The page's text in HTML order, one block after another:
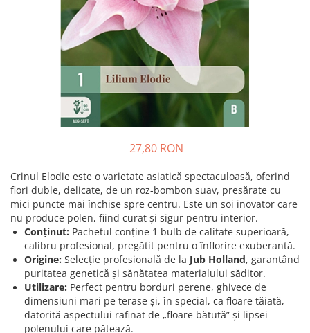
Bulbi de Echinacea
Bulbi de Frezie
Bulbi de Fritillaria
Bulbi de Gaillardia (Kokarda)
Bulbi de Gladiole
Bulbi de Irisi - Stanjenel
Bulbi de Lalele
Bulbi de Narcise
Bulbi de Ranunculus
Bulbi de Tigridia
Bulbi de Zambile
Bulbi de Zantedeschia
Bulbi Sparaxis
Mixuri de Bulbi
Seminte de Flori
Seminte de Ierburi
Păr - Pyrus communis
Smochini - Ficus carica
Viță de Vie - Vitis
27,80 RON
Crinul Elodie este o varietate asiatică spectaculoasă, oferind
flori duble, delicate, de un roz-bombon suav, presărate cu
mici puncte mai închise spre centru. Este un soi inovator care
nu produce polen, fiind curat și sigur pentru interior.
Conținut: Pachetul conține 1 bulb de calitate superioară,
calibru profesional, pregătit pentru o înflorire exuberantă.
Origine: Selecție profesională de la Jub Holland, garantând
puritatea genetică și sănătatea materialului săditor.
Utilizare: Perfect pentru borduri perene, ghivece de
dimensiuni mari pe terase și, în special, ca floare tăiată,
datorită aspectului rafinat de „floare bătută” și lipsei
polenului care pătează.